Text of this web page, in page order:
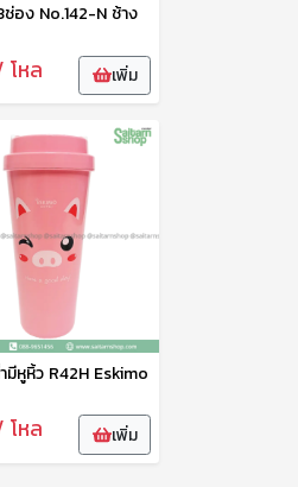
อง No.142-N ช้าง
โหล เพิ่ม
มีหูหิ้ว R42H Eskimo
โหล เพิ่ม